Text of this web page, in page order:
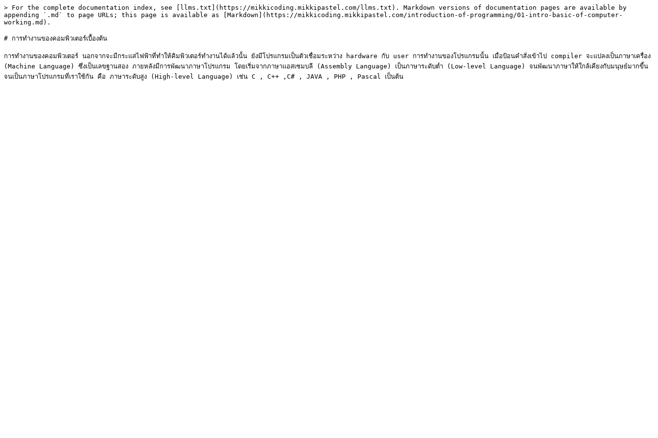
> For the complete documentation index, see [llms.txt](https://mikkicoding.mikkipastel.com/llms.txt). Markdown versions of documentation pages are available by
appending `.md` to page URLs; this page is available as [Markdown](https://mikkicoding.mikkipastel.com/introduction-of-programming/01-intro-basic-of-computer-
working.md).
# การทำงานของคอมพิวเตอร์เบื้องต้น
การทำงานของคอมพิวเตอร์ นอกจากจะมีกระแสไฟฟ้าที่ทำให้คิมพิวเตอร์ทำงานได้แล้วนั้น ยังมีโปรแกรมเป็นตัวเชื่อมระหว่าง hardware กับ user การทำงานของโปรแกรมนั้น เมื่อป้อนคำสั่งเข้าไป compiler จะแปลงเป็นภาษาเครื่อง
(Machine Language) ซึ่งเป็นเลขฐานสอง ภายหลังมีการพัฒนาภาษาโปรแกรม โดยเริ่มจากภาษาแอสเซมบลี (Assembly Language) เป็นภาษาระดับต่ำ (Low-level Language) จนพัฒนาภาษาให้ใกล้เคียงกับมนุษย์มากขี้น